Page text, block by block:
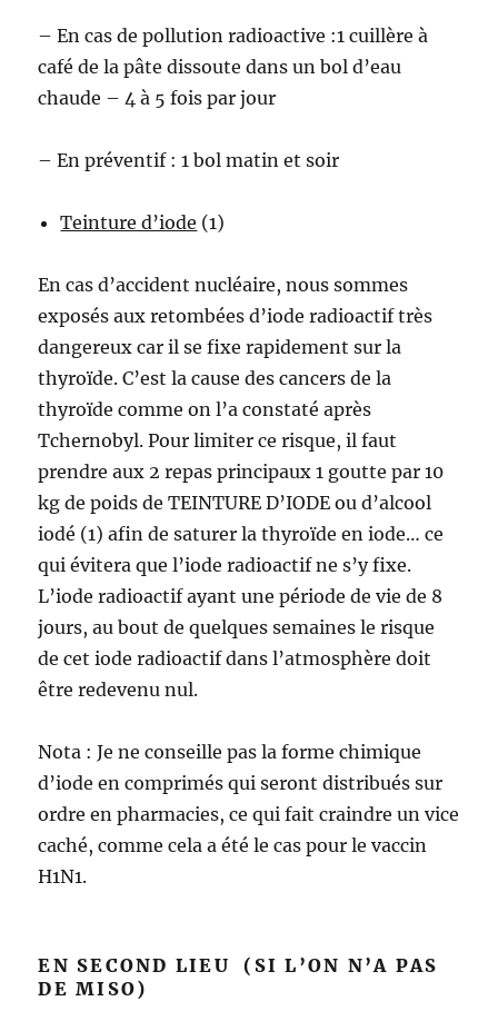
– En cas de pollution radioactive :1 cuillère à
café de la pâte dissoute dans un bol d’eau
chaude – 4 à 5 fois par jour
– En préventif : 1 bol matin et soir
Teinture d’iode (1)
En cas d’accident nucléaire, nous sommes
exposés aux retombées d’iode radioactif très
dangereux car il se fixe rapidement sur la
thyroïde. C’est la cause des cancers de la
thyroïde comme on l’a constaté après
Tchernobyl. Pour limiter ce risque, il faut
prendre aux 2 repas principaux 1 goutte par 10
kg de poids de TEINTURE D’IODE ou d’alcool
iodé (1) afin de saturer la thyroïde en iode… ce
qui évitera que l’iode radioactif ne s’y fixe.
L’iode radioactif ayant une période de vie de 8
jours, au bout de quelques semaines le risque
de cet iode radioactif dans l’atmosphère doit
être redevenu nul.
Nota : Je ne conseille pas la forme chimique
d’iode en comprimés qui seront distribués sur
ordre en pharmacies, ce qui fait craindre un vice
caché, comme cela a été le cas pour le vaccin
H1N1.
EN SECOND LIEU (SI L’ON N’A PAS
DE MISO)